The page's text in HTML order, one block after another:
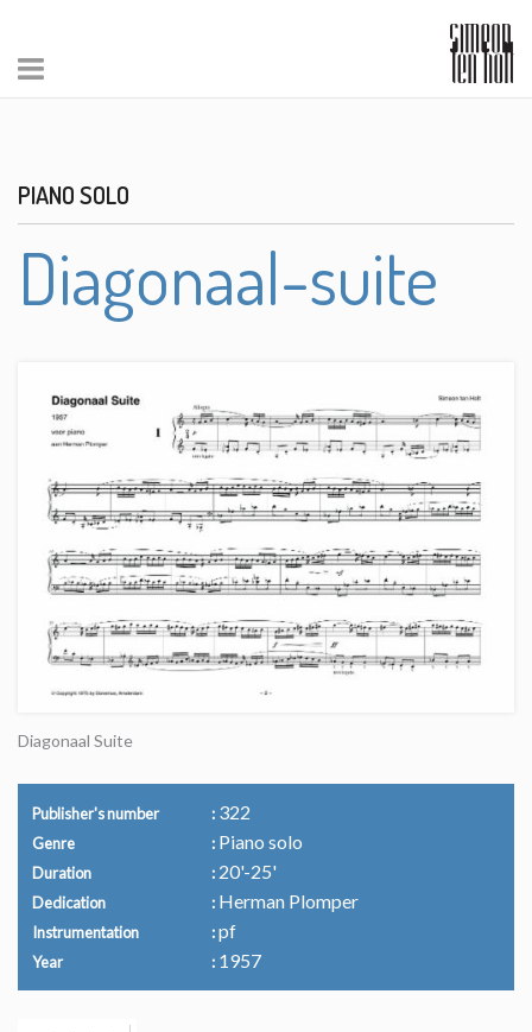
PIANO SOLO
Diagonaal-suite
Diagonaal Suite
Publisher's number 322
Genre Piano solo
Duration 20'-25'
Dedication Herman Plomper
Instrumentation pf
Year 1957